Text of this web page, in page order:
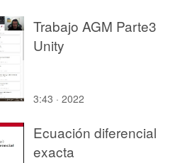
Trabajo AGM Parte3
Unity
3:43 · 2022
Ecuación diferencial
exacta